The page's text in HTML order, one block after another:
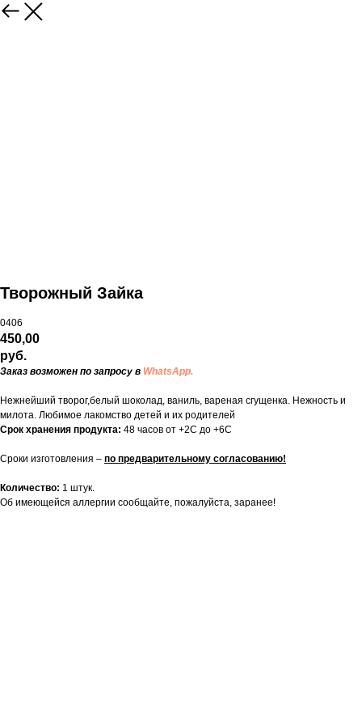
Творожный Зайка
0406
450,00
руб.
Заказ возможен по запросу в WhatsApp.
Нежнейший творог,белый шоколад, ваниль, вареная сгущенка. Нежность и
милота. Любимое лакомство детей и их родителей
Срок хранения продукта: 48 часов от +2С до +6С
Сроки изготовления – по предварительному согласованию!
Количество: 1 штук.
Об имеющейся аллергии сообщайте, пожалуйста, заранее!